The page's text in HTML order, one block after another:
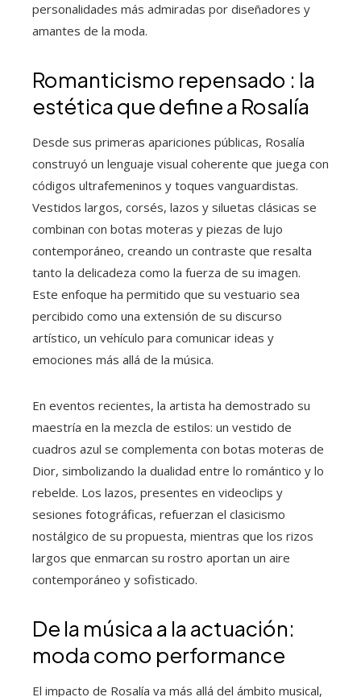
personalidades más admiradas por diseñadores y
amantes de la moda.
Romanticismo repensado : la
estética que define a Rosalía
Desde sus primeras apariciones públicas, Rosalía
construyó un lenguaje visual coherente que juega con
códigos ultrafemeninos y toques vanguardistas.
Vestidos largos, corsés, lazos y siluetas clásicas se
combinan con botas moteras y piezas de lujo
contemporáneo, creando un contraste que resalta
tanto la delicadeza como la fuerza de su imagen.
Este enfoque ha permitido que su vestuario sea
percibido como una extensión de su discurso
artístico, un vehículo para comunicar ideas y
emociones más allá de la música.
En eventos recientes, la artista ha demostrado su
maestría en la mezcla de estilos: un vestido de
cuadros azul se complementa con botas moteras de
Dior, simbolizando la dualidad entre lo romántico y lo
rebelde. Los lazos, presentes en videoclips y
sesiones fotográficas, refuerzan el clasicismo
nostálgico de su propuesta, mientras que los rizos
largos que enmarcan su rostro aportan un aire
contemporáneo y sofisticado.
De la música a la actuación:
moda como performance
El impacto de Rosalía va más allá del ámbito musical,